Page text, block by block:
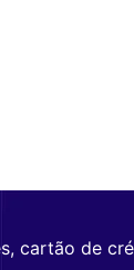
cartão de